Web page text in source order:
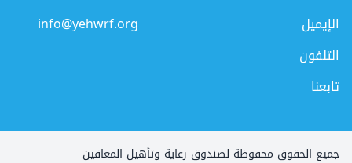
الإيميل
info@yehwrf.org
التلفون
تابعنا
جميع الحقوق محفوظة لصندوق رعاية وتأهيل المعاقين